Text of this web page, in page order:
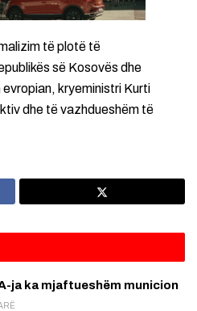
të plotë të
së Kosovës dhe
kryeministri Kurti
dhe të vazhdueshëm të
ja ka mjaftueshëm municion